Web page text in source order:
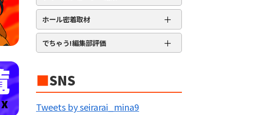
ホール密着取材 ＋
APRO流星群取材
三大天
久留米ジャック
BIG BANG
回胴の極意
でちゃう!編集部評価 ＋
★★★★
★★★
★★
■SNS
Tweets by seirarai_mina9